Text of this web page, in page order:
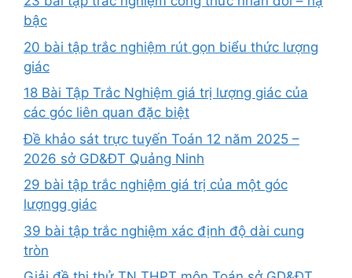
bậc
20 bài tập trắc nghiệm rút gọn biểu thức lượng
giác
18 Bài Tập Trắc Nghiệm giá trị lượng giác của
các góc liên quan đặc biệt
Đề khảo sát trực tuyến Toán 12 năm 2025 –
2026 sở GD&ĐT Quảng Ninh
29 bài tập trắc nghiệm giá trị của một góc
lượngg giác
39 bài tập trắc nghiệm xác định độ dài cung
tròn